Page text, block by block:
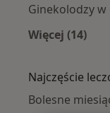
Ginekolodzy w
Więcej (14)
Najczęście
Bolesne